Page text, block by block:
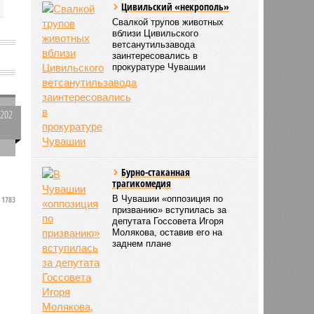
1783
Цивильский «некрополь»
Свалкой трупов животных
вблизи Цивильского
ветсанутильзавода
заинтересовались в
прокуратуре Чувашии
Бурно-стаканная
трагикомедия
В Чувашии «оппозиция по
призванию» вступилась за
депутата Госсовета Игоря
Молякова, оставив его на
заднем плане